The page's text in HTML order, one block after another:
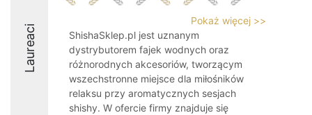
Laureaci
Pokaż więcej >>
ShishaSklep.pl jest uznanym
dystrybutorem fajek wodnych oraz
różnorodnych akcesoriów, tworzącym
wszechstronne miejsce dla miłośników
relaksu przy aromatycznych sesjach
shishy. W ofercie firmy znajduje się